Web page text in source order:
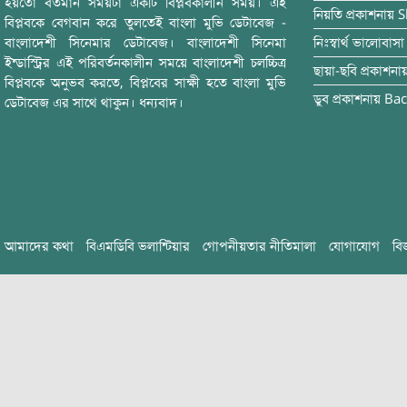
বিপ্লবকে বেগবান করে তুলতেই বাংলা মুভি ডেটাবেজ -
বাংলাদেশী সিনেমার ডেটাবেজ। বাংলাদেশী সিনেমা
ইন্ডাস্ট্রির এই পরিবর্তনকালীন সময়ে বাংলাদেশী চলচ্চিত্র
বিপ্লবকে অনুভব করতে, বিপ্লবের সাক্ষী হতে বাংলা মুভি
ডেটাবেজ এর সাথে থাকুন। ধন্যবাদ।
নিয়তি প্রকাশনায়
নিঃস্বার্থ ভালোবাসা
ছায়া-ছবি
ডুব প্রকাশনায়
আমাদের কথা বিএমডিবি ভলান্টিয়ার গোপনীয়তার নীতিমালা যোগাযোগ